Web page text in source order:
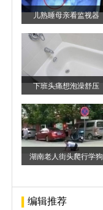
儿熟睡母亲看监视器
下班头痛想泡澡舒压
湖南老人街头爬行学狗
编辑推荐